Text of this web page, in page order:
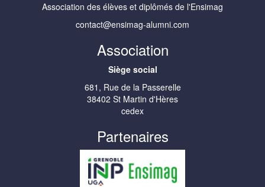
Association des élèves et diplômés de l'Ensimag
contact@ensimag-alumni.com
Association
Siège social
681, Rue de la Passerelle
38402 St Martin d'Hères
cedex
Partenaires